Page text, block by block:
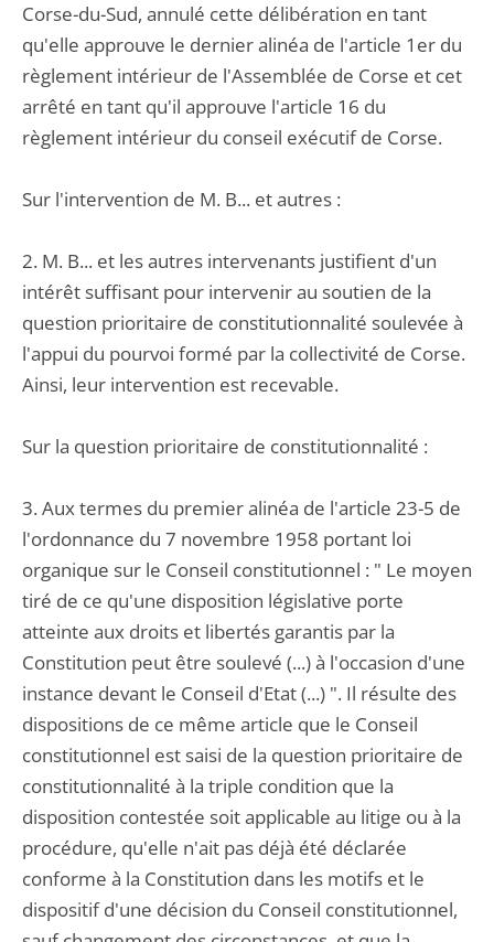
Corse-du-Sud, annulé cette délibération en tant
qu'elle approuve le dernier alinéa de l'article 1er du
règlement intérieur de l'Assemblée de Corse et cet
arrêté en tant qu'il approuve l'article 16 du
règlement intérieur du conseil exécutif de Corse.
Sur l'intervention de M. B... et autres :
2. M. B... et les autres intervenants justifient d'un
intérêt suffisant pour intervenir au soutien de la
question prioritaire de constitutionnalité soulevée à
l'appui du pourvoi formé par la collectivité de Corse.
Ainsi, leur intervention est recevable.
Sur la question prioritaire de constitutionnalité :
3. Aux termes du premier alinéa de l'article 23-5 de
l'ordonnance du 7 novembre 1958 portant loi
organique sur le Conseil constitutionnel : " Le moyen
tiré de ce qu'une disposition législative porte
atteinte aux droits et libertés garantis par la
Constitution peut être soulevé (...) à l'occasion d'une
instance devant le Conseil d'Etat (...) ". Il résulte des
dispositions de ce même article que le Conseil
constitutionnel est saisi de la question prioritaire de
constitutionnalité à la triple condition que la
disposition contestée soit applicable au litige ou à la
procédure, qu'elle n'ait pas déjà été déclarée
conforme à la Constitution dans les motifs et le
dispositif d'une décision du Conseil constitutionnel,